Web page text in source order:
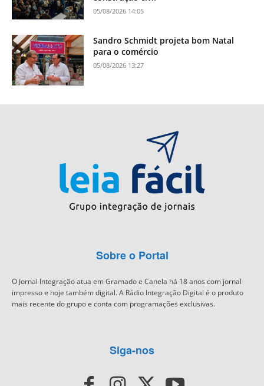
05/08/2026 14:05
Sandro Schmidt projeta bom Natal
para o comércio
05/08/2026 13:27
Sobre o Portal
O Jornal Integração atua em Gramado e Canela há 18 anos com jornal
impresso e hoje também digital. A Rádio Integração Digital é o produto
mais recente do grupo e conta com programações exclusivas.
Siga-nos